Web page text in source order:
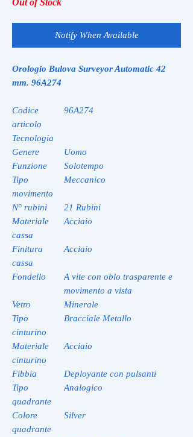
Notify When Available
Orologio Bulova Surveyor Automatic 42
mm. 96A274
Codice
articolo
96A274
Tecnologia
Genere
Uomo
Funzione
Solotempo
Tipo
movimento
Meccanico
N° rubini
21 Rubini
Materiale
cassa
Acciaio
Finitura
cassa
Acciaio
Fondello
A vite con oblo trasparente e
movimento a vista
Vetro
Minerale
Tipo
cinturino
Bracciale Metallo
Materiale
cinturino
Acciaio
Fibbia
Deployante con pulsanti
Tipo
quadrante
Analogico
Colore
quadrante
Silver